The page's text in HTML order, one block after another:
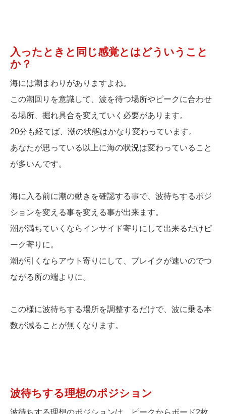
入ったときと同じ感覚とはどういうこと
か？
海には潮まわりがありますよね。
この潮回りを意識して、波を待つ場所やピークに合わせ
る場所、掘れ具合を変えていく必要があります。
20分も経てば、潮の状態はかなり変わっています。
あなたが思っている以上に海の状況は変わっていること
が多いんです。
海に入る前に潮の動きを確認する事で、波待ちするポジ
ションを変える事を変える事が出来ます。
潮が満ちていくならインサイド寄りにして出来るだけピ
ーク寄りに。
潮が引くならアウト寄りにして、ブレイクが速いのでつ
ながる所の端よりに。
この様に波待ちする場所を調整するだけで、波に乗る本
数が減ることが無くなります。
波待ちする理想のポジション